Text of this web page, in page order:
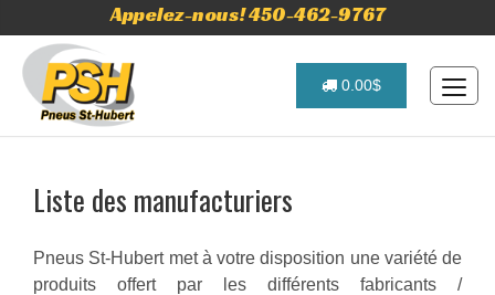
Appelez-nous! 450-462-9767
0.00$
Liste des manufacturiers
Pneus St-Hubert met à votre disposition une variété de
produits offert par les différents fabricants /